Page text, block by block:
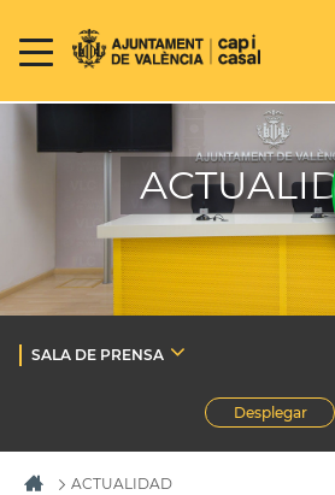
SALA DE PRENSA
Desplegar
ACTUALIDAD